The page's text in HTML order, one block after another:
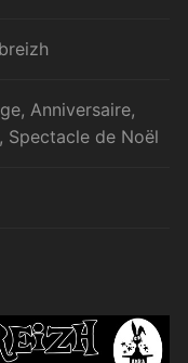
Anniversaire,
Spectacle de Noël